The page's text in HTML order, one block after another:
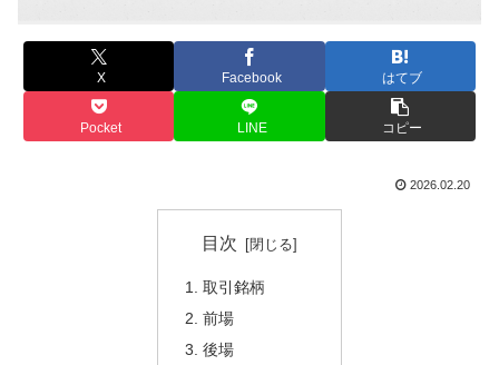
X Facebook はてブ
Pocket LINE コピー
2026.02.20
目次
取引銘柄
前場
後場